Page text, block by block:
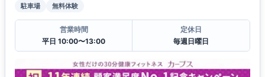
駐車場 無料体験
営業時間
平日 10:00〜13:00
定休日
毎週日曜日